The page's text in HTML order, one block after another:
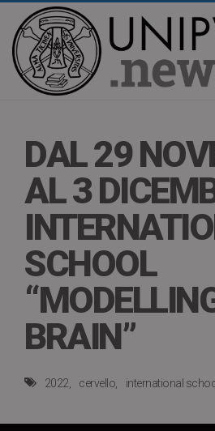
DAL 29
AL 3
SCHOOL
BRAIN”
2022 cervello international